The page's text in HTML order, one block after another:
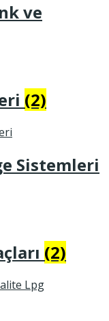
ve
(2)
Sistemleri
(2)